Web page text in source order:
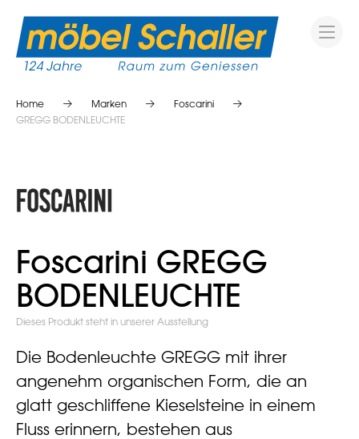
Home Marken
Foscarini
GREGG BODENLEUCHTE
Foscarini GREGG
BODENLEUCHTE
Dieses Produkt steht in unserer Ausstellung
Die Bodenleuchte GREGG mit ihrer
angenehm organischen Form, die an
glatt geschliffene Kieselsteine in einem
Fluss erinnern, bestehen aus